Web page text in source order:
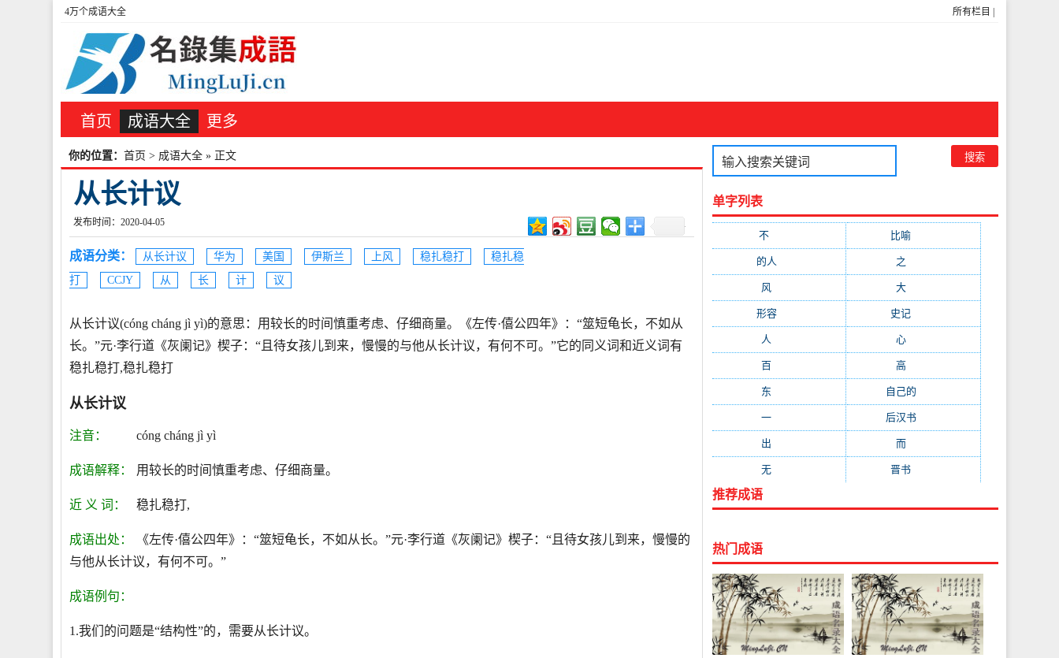
所有栏目
4万个成语大全
首页 成语大全 更多
你的位置： 首页 > 成语大全 » 正文
从长计议
发布时间：2020-04-05
成语分类： 从长计议 华为 美国 伊斯兰 上风 稳扎稳打
稳扎稳
打
CCJY 从 长 计 议
从长计议(cóng cháng jì yì)的意思：用较长的时间慎重考虑、仔细商量。《左传·僖公四年》：“筮短龟长，不如从
长。”元·李行道《灰阑记》楔子：“且待女孩儿到来，慢慢的与他从长计议，有何不可。”它的同义词和近义词有
稳扎稳打,稳扎稳打
从长计议
注音： cóng cháng jì yì
成语解释： 用较长的时间慎重考虑、仔细商量。
近 义 词： 稳扎稳打,
成语出处：
《左传·僖公四年》：“筮短龟长，不如从长。”元·李行道《灰阑记》楔子：“且待女孩儿到来，慢慢的
与他从长计议，有何不可。”
成语例句：
1.我们的问题是“结构性”的，需要从长计议。
单字列表
不(1048) 比喻
的人 之
风 大(292)
形容(281) 史记
人 心(200)
百 高(190)
东 自己的
一 后汉书(177)
出 而(164)
无 晋书
推荐成语
热门成语